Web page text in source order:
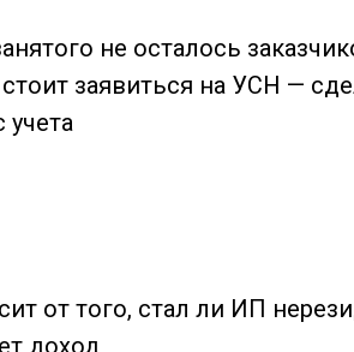
не осталось
заявиться на УСН —
учета
от того, стал ли ИП
доход